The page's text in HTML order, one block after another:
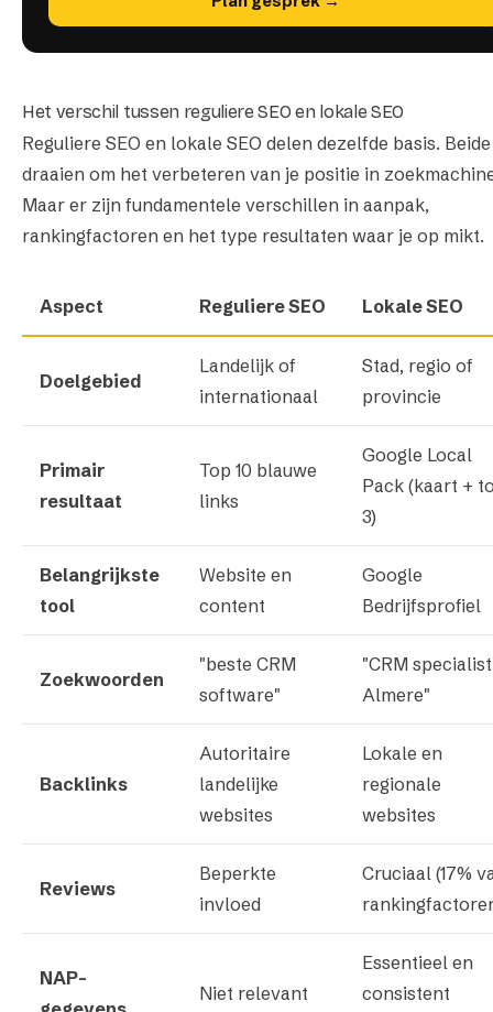
Het verschil tussen reguliere SEO en lokale SEO
Reguliere SEO en lokale SEO delen dezelfde basis. Beide
draaien om het verbeteren van je positie in
Maar er zijn fundamentele verschillen in aanpak,
rankingfactoren en het type resultaten waar je op mikt.
Aspect Reguliere SEO Lokale SEO
Doelgebied
Landelijk of
internationaal
Stad, regio of
provincie
Primair
resultaat
Top 10 blauwe
links
Google Local
Pack (kaart +
3)
Belangrijkste
tool
Website en
content
Google
Bedrijfsprofiel
Zoekwoorden
"beste CRM
software"
"CRM specialist
Almere"
Backlinks
Autoritaire
landelijke
websites
Lokale en
regionale
websites
Reviews
Beperkte
invloed
Cruciaal (17%
NAP-
Niet relevant
Essentieel en
consistent